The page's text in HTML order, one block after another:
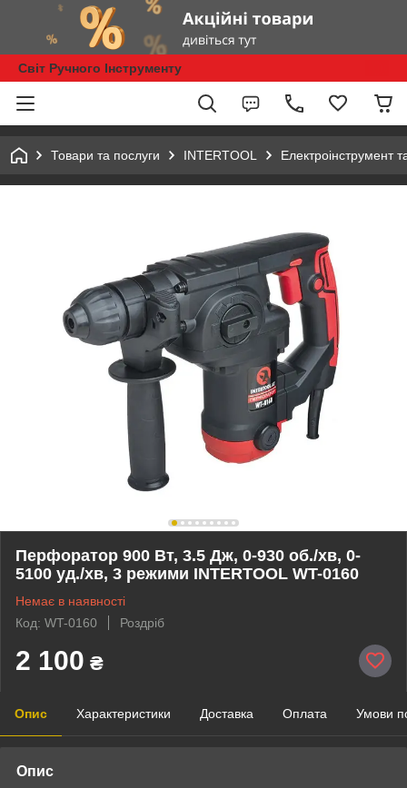
Світ Ручного Інструменту
Товари та послуги INTERTOOL Електроінструмент
Перфоратор 900 Вт, 3.5 Дж, 0-930 об./хв, 0-
5100 уд./хв, 3 режими INTERTOOL WT-0160
Немає в наявності
Код: WT-0160
Роздріб
2 100 ₴
Опис Характеристики Доставка Оплата Умови
Опис